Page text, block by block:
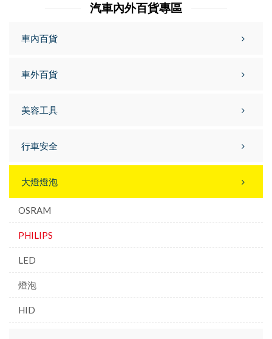
汽車內外百貨專區
車內百貨
車外百貨
美容工具
行車安全
大燈燈泡
OSRAM
PHILIPS
LED
燈泡
HID